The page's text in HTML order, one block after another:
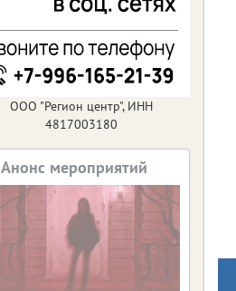
ООО "Регион центр", ИНН
4817003180
Анонс мероприятий